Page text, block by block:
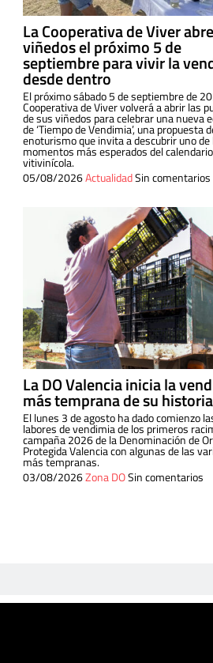
La Cooperativa de Viver
viñedos el próximo 5 de
septiembre para vivir la
desde dentro
El próximo sábado 5 de septiembre de
Cooperativa de Viver volverá a abrir las
de sus viñedos para celebrar una nueva
de ‘Tiempo de Vendimia’, una propuesta
enoturismo que invita a descubrir uno de
momentos más esperados del calendario
vitivinícola.
05/08/2026ActualidadSin comentarios
La DO Valencia inicia la
más temprana de su historia
El lunes 3 de agosto ha dado comienzo
labores de vendimia de los primeros
campaña 2026 de la Denominación de
Protegida Valencia con algunas de las
más tempranas.
03/08/2026Zona DOSin comentarios